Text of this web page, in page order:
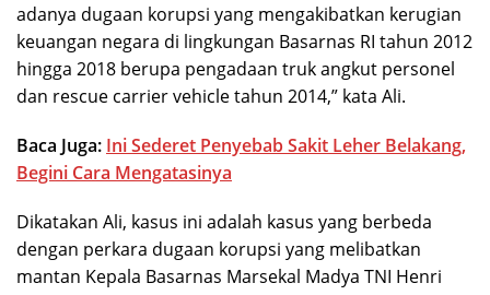
adanya dugaan korupsi yang mengakibatkan kerugian
keuangan negara di lingkungan Basarnas RI tahun 2012
hingga 2018 berupa pengadaan truk angkut personel
dan rescue carrier vehicle tahun 2014,” kata Ali.
Baca Juga: Ini Sederet Penyebab Sakit Leher Belakang,
Begini Cara Mengatasinya
Dikatakan Ali, kasus ini adalah kasus yang berbeda
dengan perkara dugaan korupsi yang melibatkan
mantan Kepala Basarnas Marsekal Madya TNI Henri